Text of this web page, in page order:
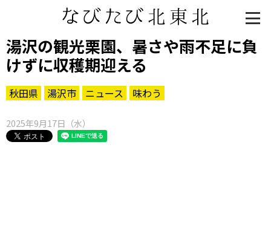
湯沢の観光栗園、暑さや雨不足に負
けずに収穫期迎える
秋田県 湯沢市 ニュース 味わう
2025年9月17日（水）